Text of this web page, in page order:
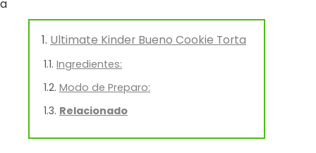
Ultimate Kinder Bueno Cookie Torta
Ingredientes:
Modo de Preparo:
Relacionado